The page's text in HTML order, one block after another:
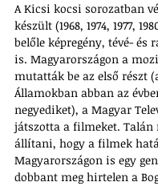
A Kicsi kocsi sorozatban
készült (1968, 1974, 1977,
belőle képregény, tévé- és
is. Magyarországon a
mutatták be az első részt
Államokban abban az
negyediket), a Magyar
játszotta a filmeket. Talán
állítani, hogy a filmek
Magyarországon is egy
dobbant meg hirtelen a